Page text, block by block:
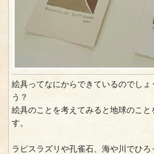
絵具ってなにからできているのでしょ
う？
絵具のことを考えてみると地球のこと
す。
ラピスラズリや孔雀石、海や川でひ